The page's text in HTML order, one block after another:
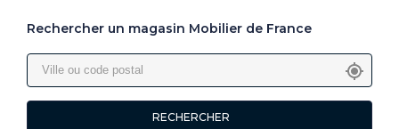
Rechercher un magasin Mobilier de France
RECHERCHER